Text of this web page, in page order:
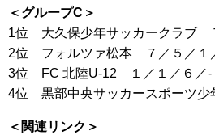
＜グループC＞
1位 大久保少年サッカークラブ
2位 フォルツァ松本 ７／５／１
3位 FC 北陸U-12 １／１／６／-
4位 黒部中央サッカースポーツ
＜関連リンク＞